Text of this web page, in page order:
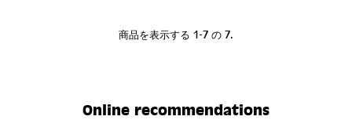
商品を表示する 1-7 の 7.
Online recommendations